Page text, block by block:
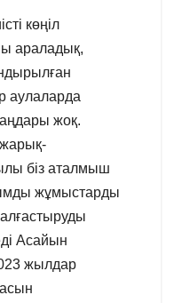
көңіл
араладық,
аулаларда
жоқ.
біз аталмыш
жұмыстарды
Асайын
жылдар